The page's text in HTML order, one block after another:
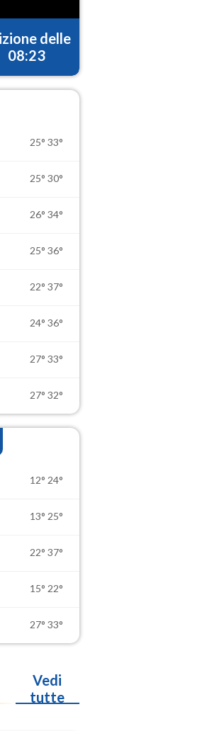
delle
08:23
25° 33°
25° 30°
26° 34°
25° 36°
22° 37°
24° 36°
27° 33°
27° 32°
12° 24°
13° 25°
22° 37°
15° 22°
27° 33°
Vedi
tutte